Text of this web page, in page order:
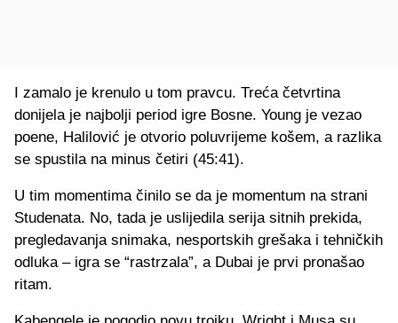
I zamalo je krenulo u tom pravcu. Treća četvrtina
donijela je najbolji period igre Bosne. Young je vezao
poene, Halilović je otvorio poluvrijeme košem, a razlika
se spustila na minus četiri (45:41).
U tim momentima činilo se da je momentum na strani
Studenata. No, tada je uslijedila serija sitnih prekida,
pregledavanja snimaka, nesportskih grešaka i tehničkih
odluka – igra se “rastrzala”, a Dubai je prvi pronašao
ritam.